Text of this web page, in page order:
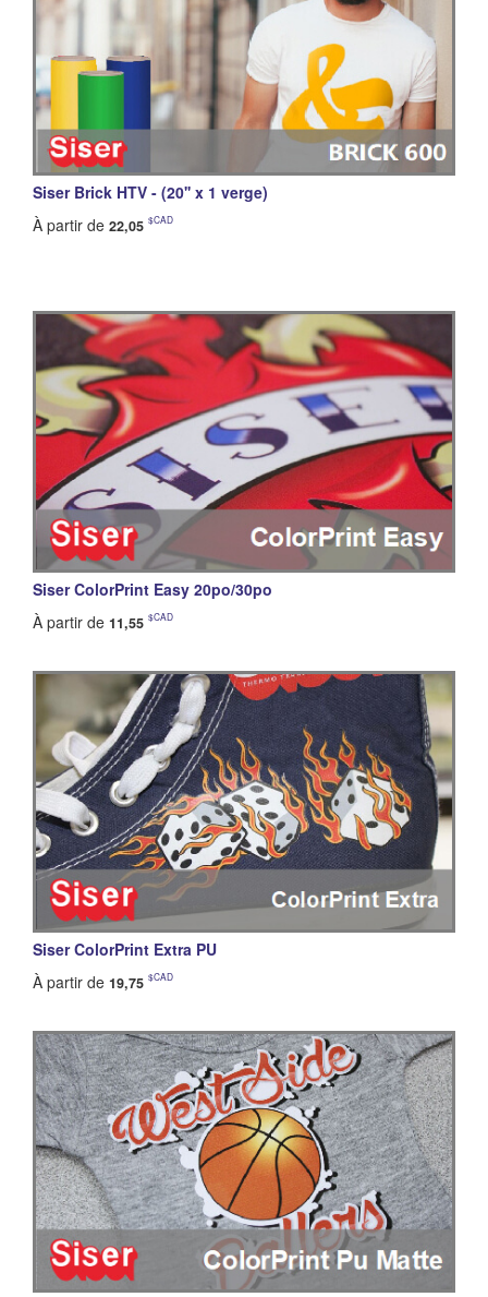
Siser Brick HTV - (20'' x 1 verge)
À partir de 22,05 $CAD
Siser ColorPrint Easy 20po/30po
À partir de 11,55 $CAD
Siser ColorPrint Extra PU
À partir de 19,75 $CAD